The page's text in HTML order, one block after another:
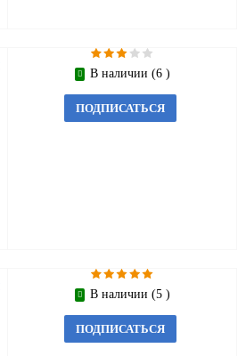
В наличии (6 )
ПОДПИСАТЬСЯ
В наличии (5 )
ПОДПИСАТЬСЯ